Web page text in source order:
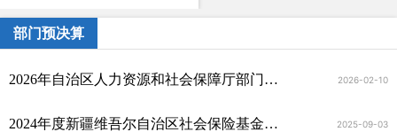
部门预决算
2026年自治区人力资源和社会保障厅部门预算公开 2026-02-10
2024年度新疆维吾尔自治区社会保险基金决算信息公开 2025-09-03